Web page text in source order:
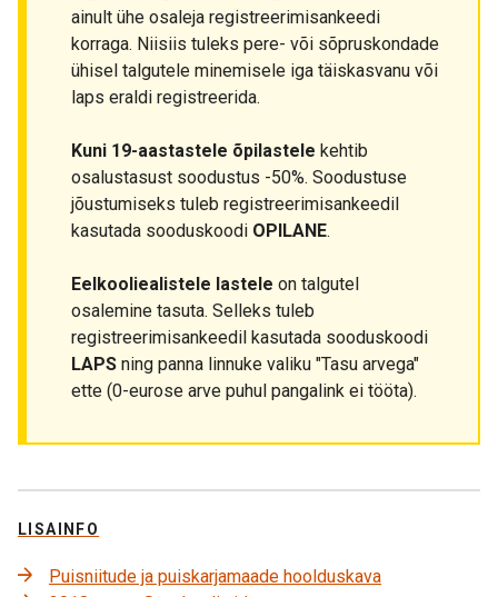
ainult ühe osaleja registreerimisankeedi
korraga. Niisiis tuleks pere- või sõpruskondade
ühisel talgutele minemisele iga täiskasvanu või
laps eraldi registreerida.
Kuni 19-aastastele õpilastele kehtib
osalustasust soodustus -50%. Soodustuse
jõustumiseks tuleb registreerimisankeedil
kasutada sooduskoodi OPILANE.
Eelkooliealistele lastele on talgutel
osalemine tasuta. Selleks tuleb
registreerimisankeedil kasutada sooduskoodi
LAPS ning panna linnuke valiku "Tasu arvega"
ette (0-eurose arve puhul pangalink ei tööta).
LISAINFO
Puisniitude ja puiskarjamaade hoolduskava